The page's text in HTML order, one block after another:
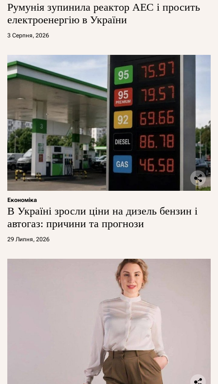
Румунія зупинила реактор АЕС і просить
електроенергію в України
3 Серпня, 2026
Економіка
В Україні зросли ціни на дизель бензин і
автогаз: причини та прогнози
29 Липня, 2026